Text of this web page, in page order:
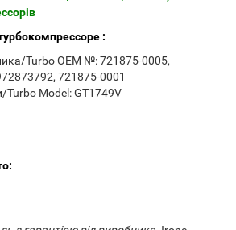
:
Turbo OEM №: 721875-0005,
721875-0001
Turbo Model: GT1749V